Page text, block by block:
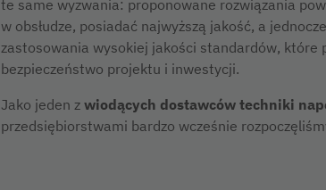
te same wyzwania: proponowane rozwiązania
w obsłudze, posiadać najwyższą jakość, a
zastosowania wysokiej jakości standardów, które
bezpieczeństwo projektu i inwestycji.
Jako jeden z wiodących dostawców techniki
przedsiębiorstwami bardzo wcześnie